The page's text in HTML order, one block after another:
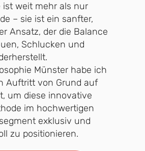
ist weit mehr als nur
– sie ist ein sanfter,
Ansatz, der die Balance
Schlucken und
Münster habe ich
Auftritt von Grund auf
um diese innovative
im hochwertigen
exklusiv und
zu positionieren.